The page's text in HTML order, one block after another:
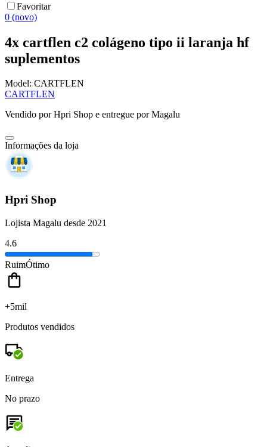
Favoritar
0 (novo)
4x cartflen c2 colágeno tipo ii laranja hf
suplementos
Model: CARTFLEN
CARTFLEN
Vendido porHpri Shop e entregue por Magalu
Informações da loja
Hpri Shop
Lojista Magalu desde 2021
4.6
RuimÓtimo
+5mil
Produtos vendidos
Entrega
No prazo